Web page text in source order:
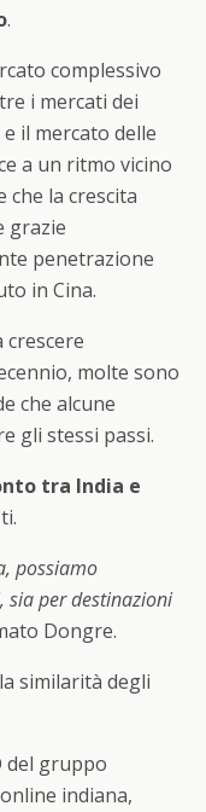
.
complessivo
i mercati dei
il mercato delle
a un ritmo vicino
che la crescita
grazie
penetrazione
in Cina.
crescere
molte sono
che alcune
gli stessi passi.
tra India e
possiamo
per destinazioni
Dongre.
similarità degli
del gruppo
indiana,